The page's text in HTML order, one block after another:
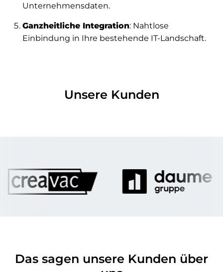
Unternehmensdaten.
Ganzheitliche Integration: Nahtlose
Einbindung in Ihre bestehende IT-Landschaft.
Unsere Kunden
Das sagen unsere Kunden über